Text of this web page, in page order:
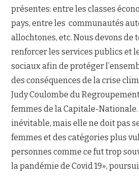
présentes: entre les classes
pays, entre les communautés
allochtones, etc. Nous devons de
renforcer les services publics et
sociaux afin de protéger
des conséquences de la crise
Judy Coulombe du
femmes de la Capitale-
inévitable, mais elle ne doit pas
femmes et des catégories plus
personnes comme ce fut trop
la pandémie de Covid 19»,